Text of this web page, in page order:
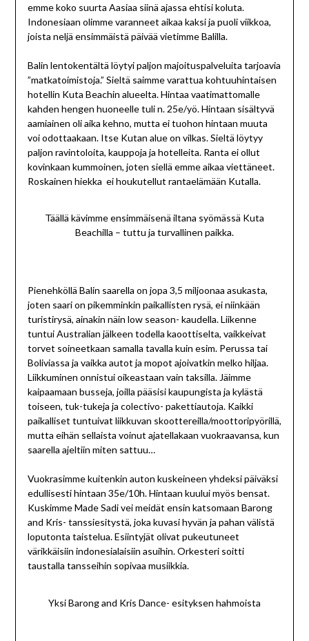
emme koko suurta Aasiaa siinä ajassa ehtisi koluta.
Indonesiaan olimme varanneet aikaa kaksi ja puoli viikkoa,
joista neljä ensimmäistä päivää vietimme Balilla.
Balin lentokentältä löytyi paljon majoituspalveluita tarjoavia
”matkatoimistoja.” Sieltä saimme varattua kohtuuhintaisen
hotellin Kuta Beachin alueelta. Hintaa vaatimattomalle
kahden hengen huoneelle tuli n. 25e/yö. Hintaan sisältyvä
aamiainen oli aika kehno, mutta ei tuohon hintaan muuta
voi odottaakaan. Itse Kutan alue on vilkas. Sieltä löytyy
paljon ravintoloita, kauppoja ja hotelleita. Ranta ei ollut
kovinkaan kummoinen, joten siellä emme aikaa viettäneet.
Roskainen hiekka ei houkutellut rantaelämään Kutalla.
Täällä kävimme ensimmäisenä iltana syömässä Kuta
Beachilla – tuttu ja turvallinen paikka.
Pienehköllä Balin saarella on jopa 3,5 miljoonaa asukasta,
joten saari on pikemminkin paikallisten rysä, ei niinkään
turistirysä, ainakin näin low season- kaudella. Liikenne
tuntui Australian jälkeen todella kaoottiselta, vaikkeivat
torvet soineetkaan samalla tavalla kuin esim. Perussa tai
Boliviassa ja vaikka autot ja mopot ajoivatkin melko hiljaa.
Liikkuminen onnistui oikeastaan vain taksilla. Jäimme
kaipaamaan busseja, joilla pääsisi kaupungista ja kylästä
toiseen, tuk-tukeja ja colectivo- pakettiautoja. Kaikki
paikalliset tuntuivat liikkuvan skoottereilla/moottoripyörillä,
mutta eihän sellaista voinut ajatellakaan vuokraavansa, kun
saarella ajeltiin miten sattuu…
Vuokrasimme kuitenkin auton kuskeineen yhdeksi päiväksi
edullisesti hintaan 35e/10h. Hintaan kuului myös bensat.
Kuskimme Made Sadi vei meidät ensin katsomaan Barong
and Kris- tanssiesitystä, joka kuvasi hyvän ja pahan välistä
loputonta taistelua. Esiintyjät olivat pukeutuneet
värikkäisiin indonesialaisiin asuihin. Orkesteri soitti
taustalla tansseihin sopivaa musiikkia.
Yksi Barong and Kris Dance- esityksen hahmoista